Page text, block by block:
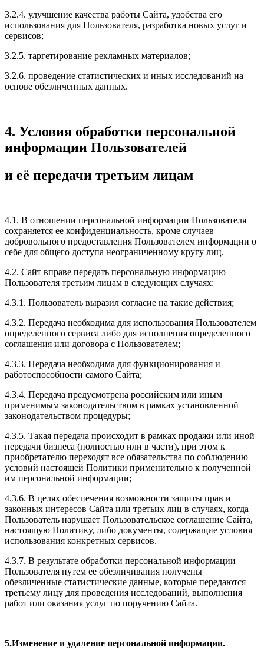
3.2.4. улучшение качества работы Сайта, удобства его
использования для Пользователя, разработка новых услуг и
сервисов;
3.2.5. таргетирование рекламных материалов;
3.2.6. проведение статистических и иных исследований на
основе обезличенных данных.
4. Условия обработки персональной
информации Пользователей
и её передачи третьим лицам
4.1. В отношении персональной информации Пользователя
сохраняется ее конфиденциальность, кроме случаев
добровольного предоставления Пользователем информации о
себе для общего доступа неограниченному кругу лиц.
4.2. Сайт вправе передать персональную информацию
Пользователя третьим лицам в следующих случаях:
4.3.1. Пользователь выразил согласие на такие действия;
4.3.2. Передача необходима для использования Пользователем
определенного сервиса либо для исполнения определенного
соглашения или договора с Пользователем;
4.3.3. Передача необходима для функционирования и
работоспособности самого Сайта;
4.3.4. Передача предусмотрена российским или иным
применимым законодательством в рамках установленной
законодательством процедуры;
4.3.5. Такая передача происходит в рамках продажи или иной
передачи бизнеса (полностью или в части), при этом к
приобретателю переходят все обязательства по соблюдению
условий настоящей Политики применительно к полученной
им персональной информации;
4.3.6. В целях обеспечения возможности защиты прав и
законных интересов Сайта или третьих лиц в случаях, когда
Пользователь нарушает Пользовательское соглашение Сайта,
настоящую Политику, либо документы, содержащие условия
использования конкретных сервисов.
4.3.7. В результате обработки персональной информации
Пользователя путем ее обезличивания получены
обезличенные статистические данные, которые передаются
третьему лицу для проведения исследований, выполнения
работ или оказания услуг по поручению Сайта.
5.Изменение и удаление персональной информации.